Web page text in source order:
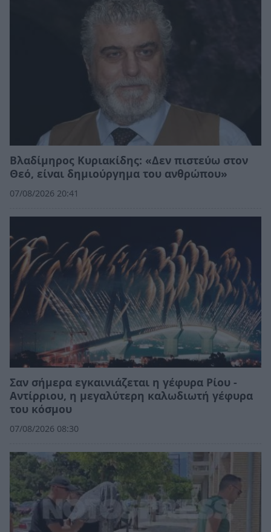
Βλαδίμηρος Κυριακίδης: «Δεν πιστεύω στον
Θεό, είναι δημιούργημα του ανθρώπου»
07/08/2026 20:41
Σαν σήμερα εγκαινιάζεται η γέφυρα Ρίου -
Αντίρριου, η μεγαλύτερη καλωδιωτή γέφυρα
του κόσμου
07/08/2026 08:30